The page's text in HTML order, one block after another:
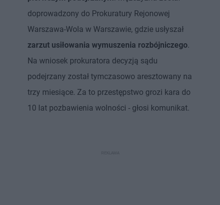
doprowadzony do Prokuratury Rejonowej
Warszawa-Wola w Warszawie, gdzie usłyszał
zarzut usiłowania wymuszenia rozbójniczego.
Na wniosek prokuratora decyzją sądu
podejrzany został tymczasowo aresztowany na
trzy miesiące. Za to przestępstwo grozi kara do
10 lat pozbawienia wolności - głosi komunikat.